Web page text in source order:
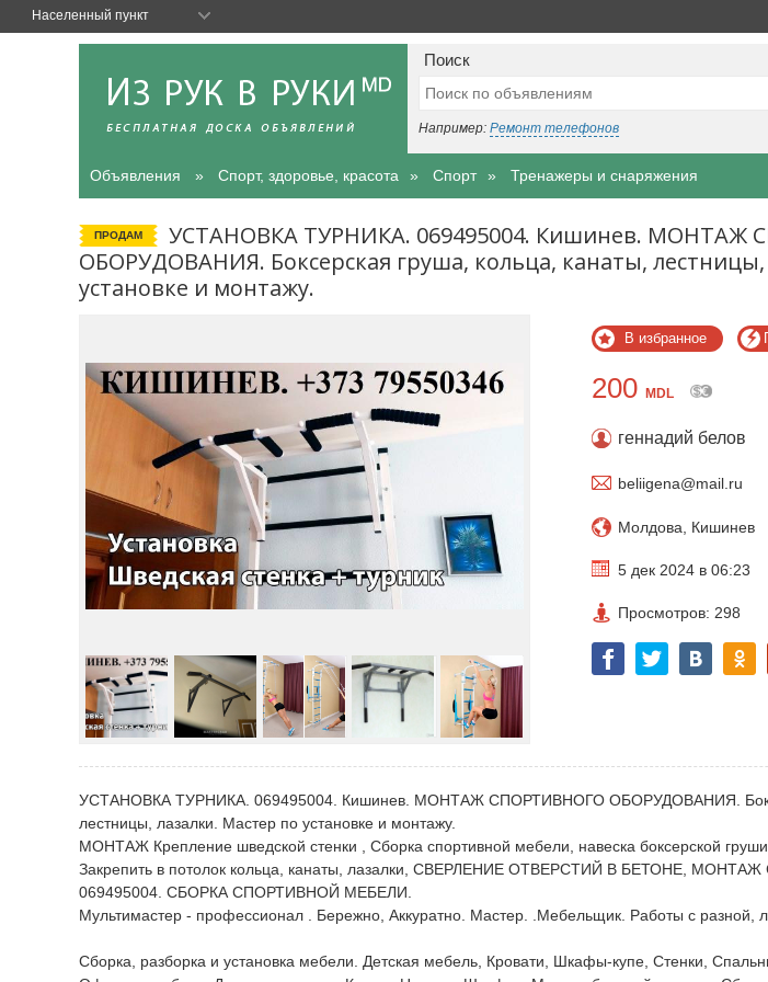
Поиск
Например: Ремонт телефонов
Объявления Спорт, здоровье, красота Спорт Тренажеры и снаряжения
ПРОДАМ
УСТАНОВКА ТУРНИКА. 069495004. Кишинев. МОНТАЖ
ОБОРУДОВАНИЯ. Боксерская груша, кольца, канаты, лестницы,
установке и монтажу.
В избранное
200 MDL
геннадий белов
beliigena@mail.ru
Молдова, Кишинев
5 дек 2024 в 06:23
Просмотров: 298
УСТАНОВКА ТУРНИКА. 069495004. Кишинев. МОНТАЖ СПОРТИВНОГО ОБОРУДОВАНИЯ.
лестницы, лазалки. Мастер по установке и монтажу.
МОНТАЖ Крепление шведской стенки , Сборка спортивной мебели, навеска боксерской
Закрепить в потолок кольца, канаты, лазалки, СВЕРЛЕНИЕ ОТВЕРСТИЙ В БЕТОНЕ,
069495004. СБОРКА СПОРТИВНОЙ МЕБЕЛИ.
Мультимастер - профессионал . Бережно, Аккуратно. Мастер. .Мебельщик. Работы с разной,
Сборка, разборка и установка мебели. Детская мебель, Кровати, Шкафы-купе, Cтенки,
Населенный пункт